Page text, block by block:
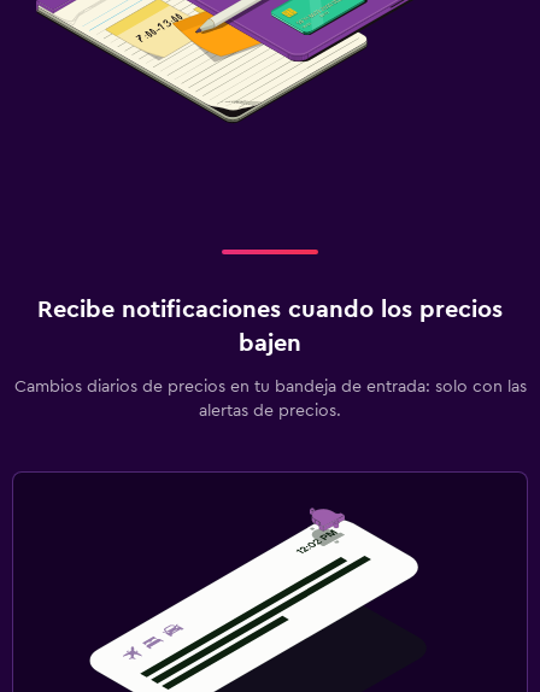
Recibe notificaciones cuando los precios
bajen
Cambios diarios de precios en tu bandeja de entrada: solo con las
alertas de precios.